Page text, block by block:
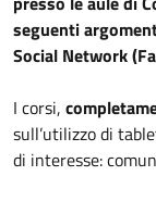
seguenti
Social Network
I corsi,
sull’utilizzo di
di interesse: